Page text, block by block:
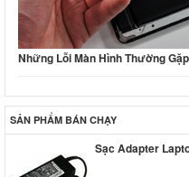
Những Lỗi Màn Hình Thường
SẢN PHẨM BÁN CHẠY
Sạc Adapter